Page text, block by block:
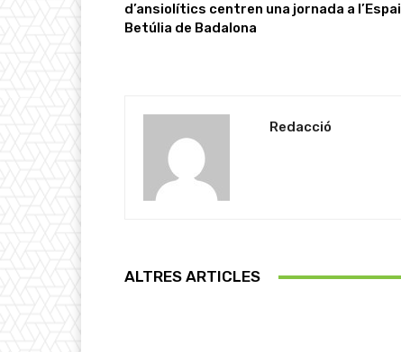
d’ansiolítics centren una jornada a l’Espai
Betúlia de Badalona
Redacció
ALTRES ARTICLES